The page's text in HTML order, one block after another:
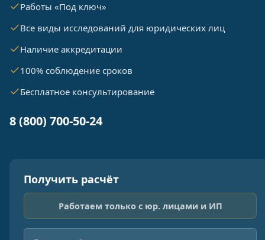
Работы «Под ключ»
Все виды исследований для юридических лиц
Наличие аккредитации
100% соблюдение сроков
Бесплатное консультирование
8 (800) 700-50-24
Получить расчёт
Работаем только с юр. лицами и ИП